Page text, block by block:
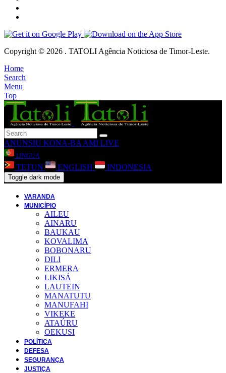
Copyright © 2026 . TATOLI Agência Noticiosa de Timor-Leste.
Home
Search
Menu
Top
ANUNSIU KONA-BA AMI LIVE
LINGUA
TETUN ENGLISH INDONESIA
Toggle dark mode
VARANDA
MUNICÍPIO
AILEU
AINARU
BAUKAU
KOVALIMA
BOBONARU
DILI
ERMERA
LIKISÁ
LAUTEIN
MANATUTU
MANUFAHI
VIKEKE
ATAÚRU
OEKUSI
POLÍTICA
DEFESA
SEGURANÇA
JUSTIÇA